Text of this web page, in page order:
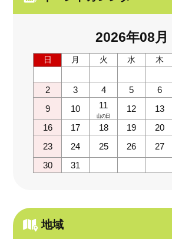
2026年08 月
日 月 火 水 木
2
3 4 5 6
9
10 11
山の日
12 13
16
17 18 19 20
23
24 25 26 27
30
31
地域